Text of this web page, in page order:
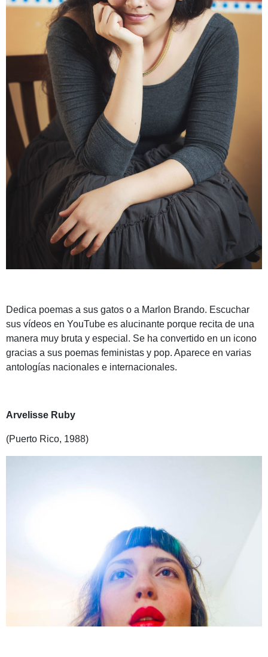
Dedica poemas a sus gatos o a Marlon Brando. Escuchar
sus vídeos en YouTube es alucinante porque recita de una
manera muy bruta y especial. Se ha convertido en un icono
gracias a sus poemas feministas y pop. Aparece en varias
antologías nacionales e internacionales.
Arvelisse Ruby
(Puerto Rico, 1988)